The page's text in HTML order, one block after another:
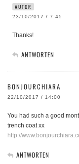
AUTOR
23/10/2017 / 7:45
Thanks!
ANTWORTEN
BONJOURCHIARA
22/10/2017 / 14:00
You had such a good
trench coat xx
http://
ANTWORTEN